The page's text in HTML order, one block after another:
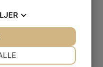
TILBUD
ønsker du et tilbud